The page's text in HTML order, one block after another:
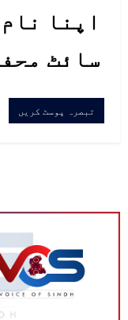
اپنا
سائٹ